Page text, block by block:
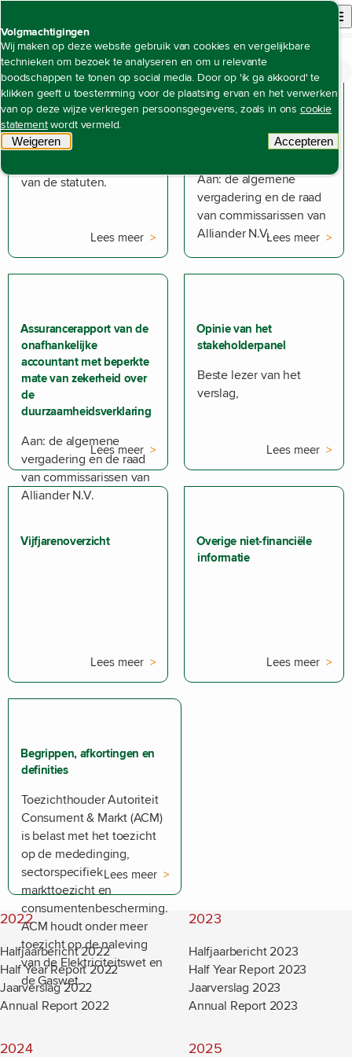
Volgmachtigingen
Wij maken op deze website gebruik van cookies en vergelijkbare
technieken om bezoek te analyseren en om u relevante
boodschappen te tonen op social media. Door op 'ik ga akkoord' te
klikken geeft u toestemming voor de plaatsing ervan en het verwerken
van op deze wijze verkregen persoonsgegevens, zoals in ons cookie
statementwordt vermeld.
Weigeren
Accepteren
Open site
Open content navigation
Jaarverslagen Jaarverslag 2024 Overige informatie
Winstbestemming
De winstbestemming is
van de statuten.
Lees meer
Controleverklaring van de
onafhankelijke
Aan: de algemene
vergadering en de raad
van commissarissen van
Alliander N.V.Lees meer
Assurancerapport van de
onafhankelijke
accountant met beperkte
mate van zekerheid over
de
duurzaamheidsverklaring
Aan: de algemene
vergadering en de raad
van commissarissen van
Alliander N.V.
Lees meer
Opinie van het
stakeholderpanel
Beste lezer van het
verslag,
Lees meer
Vijfjarenoverzicht
Lees meer
Overige niet-financiële
informatie
Lees meer
Begrippen, afkortingen en
definities
Toezichthouder Autoriteit
Consument & Markt (ACM)
is belast met het toezicht
op de mededinging,
sectorspecifiek
markttoezicht en
consumentenbescherming.
ACM houdt onder meer
toezicht op de naleving
van de Elektriciteitswet en
de Gaswet.
Lees meer
2022
Halfjaarbericht 2022
Half Year Report 2022
Jaarverslag 2022
Annual Report 2022
2023
Halfjaarbericht 2023
Half Year Report 2023
Jaarverslag 2023
Annual Report 2023
2024 2025